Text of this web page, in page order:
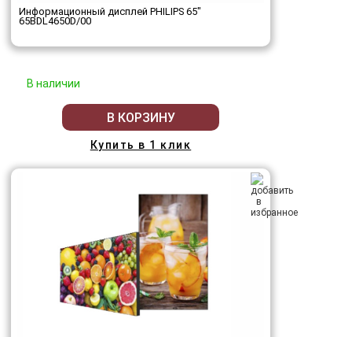
Информационный дисплей PHILIPS 65"
65BDL4650D/00
В наличии
В КОРЗИНУ
Купить в 1 клик